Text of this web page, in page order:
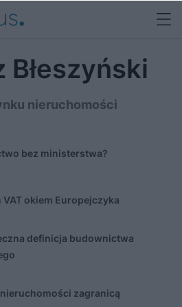
Błeszyński
nieruchomości
bez ministerstwa?
VAT okiem Europejczyka
definicja budownictwa
zagranicą